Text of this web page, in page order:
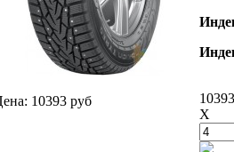
10393 руб
X